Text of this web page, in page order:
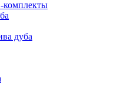
комплекты
дуба